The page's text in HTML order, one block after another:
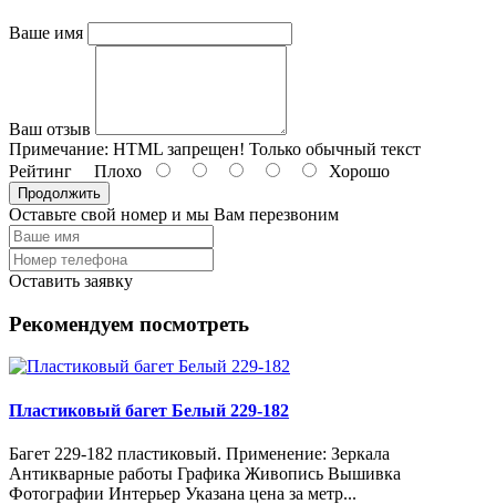
Ваше имя
Ваш отзыв
Примечание: HTML запрещен! Только обычный текст
Рейтинг Плохо Хорошо
Продолжить
Оставьте свой номер и мы Вам перезвоним
Оставить заявку
Рекомендуем посмотреть
Пластиковый багет Белый 229-182
Багет 229-182 пластиковый. Применение: Зеркала
Антикварные работы Графика Живопись Вышивка
Фотографии Интерьер Указана цена за метр...